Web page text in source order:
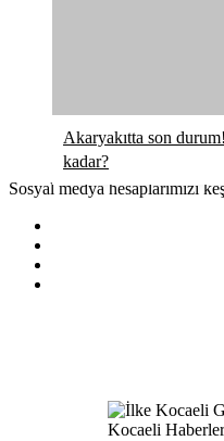
Akaryakıtta son
kadar?
Sosyal medya hesaplarımızı